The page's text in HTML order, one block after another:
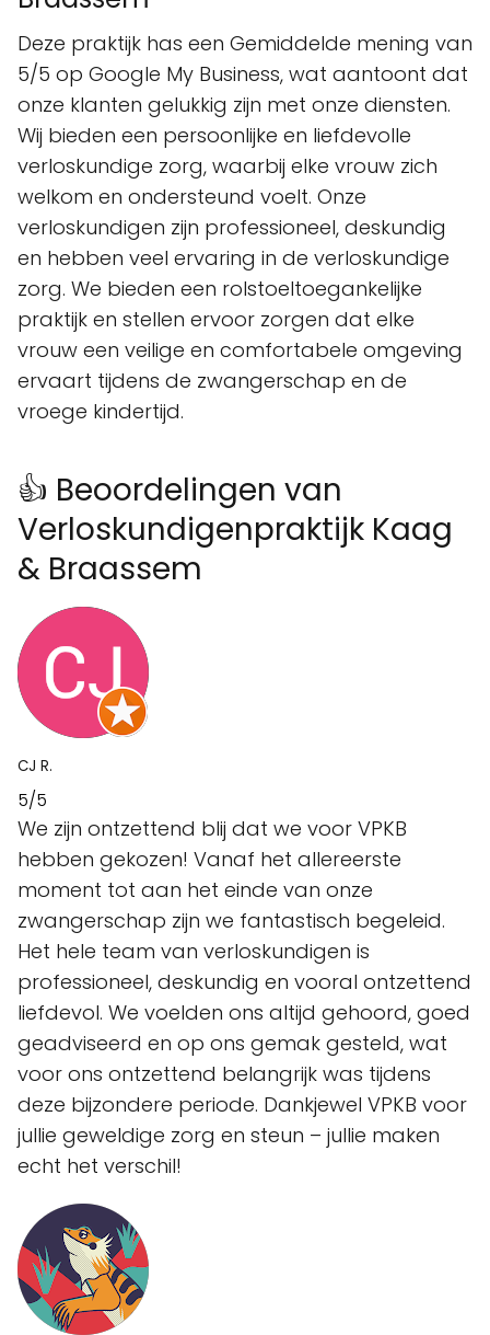
Deze praktijk has een Gemiddelde mening van
5/5 op Google My Business, wat aantoont dat
onze klanten gelukkig zijn met onze diensten.
Wij bieden een persoonlijke en liefdevolle
verloskundige zorg, waarbij elke vrouw zich
welkom en ondersteund voelt. Onze
verloskundigen zijn professioneel, deskundig
en hebben veel ervaring in de verloskundige
zorg. We bieden een rolstoeltoegankelijke
praktijk en stellen ervoor zorgen dat elke
vrouw een veilige en comfortabele omgeving
ervaart tijdens de zwangerschap en de
vroege kindertijd.
👍 Beoordelingen van
Verloskundigenpraktijk Kaag
& Braassem
CJ R.
5/5
We zijn ontzettend blij dat we voor VPKB
hebben gekozen! Vanaf het allereerste
moment tot aan het einde van onze
zwangerschap zijn we fantastisch begeleid.
Het hele team van verloskundigen is
professioneel, deskundig en vooral ontzettend
liefdevol. We voelden ons altijd gehoord, goed
geadviseerd en op ons gemak gesteld, wat
voor ons ontzettend belangrijk was tijdens
deze bijzondere periode. Dankjewel VPKB voor
jullie geweldige zorg en steun – jullie maken
echt het verschil!